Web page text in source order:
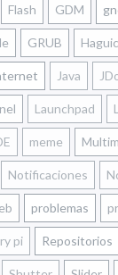
Flash GDM
GRUB
Java
Launchpad
meme
Notificaciones
problemas
pi Repositorios